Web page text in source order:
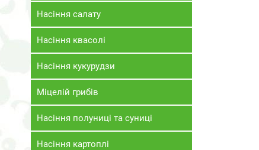
Насіння салату
Насіння квасолі
Насіння кукурудзи
Міцелій грибів
Насіння полуниці та суниці
Насіння картоплі